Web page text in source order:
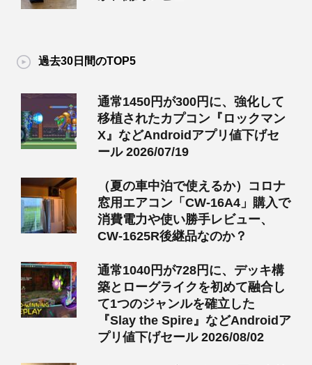
過去30日間のTOP5
通常1450円が300円に、強化して
移植されたカプコン『ロックマン
X』などAndroidアプリ値下げセ
ール 2026/07/19
（夏の車中泊で使えるか）コロナ
窓用エアコン「CW-16A4」購入で
消費電力や使い勝手レビュー、
CW-1625R後継品なのか？
通常1040円が728円に、デッキ構
築とローグライクを初めて融合し
て1つのジャンルを確立した
『Slay the Spire』などAndroidア
プリ値下げセール 2026/08/02